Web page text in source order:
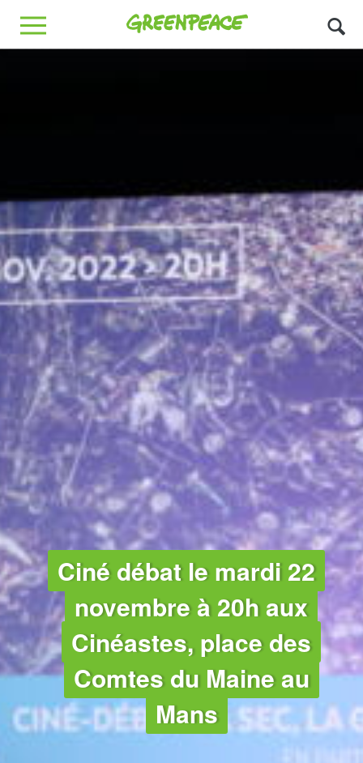
Greenpeace
MENU
Ciné débat le mardi 22
novembre à 20h aux
Cinéastes, place des
Comtes du Maine au
Mans